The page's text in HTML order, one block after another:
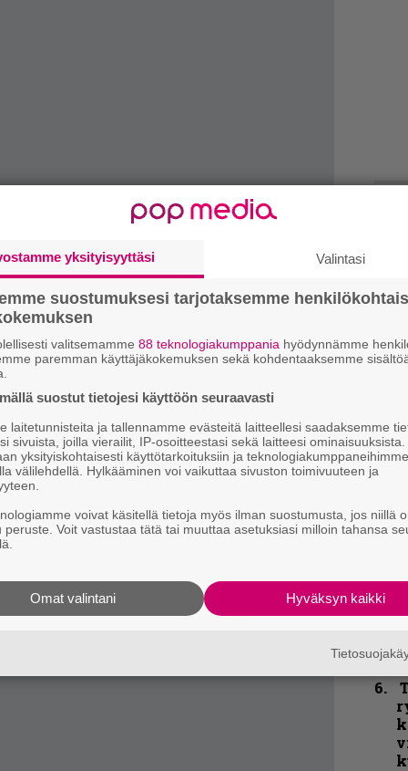
lisäksi kitaristit Emil Werstler ja Matt
kosketinsoittaja Sean Zatorsky ja rumpali
Creamer ja Zatorsky ovat vetäneet aiemmin
hiljaiseloa.
Chimairan uuteen nousuun.
The Age of Hell -levystä (2011).
soittaneet
Kevin Talley ja tietenkin kitaristi Steve
yksityisyyttäsi Valintasi
suostumuksesi tarjotaksemme
valitsemamme 88 teknologiakumppania hyödynnämme
paremman käyttäjäkokemuksen sekä kohdentaaksemme
suostut tietojesi käyttöön seuraavasti
laitetunnisteita ja tallennamme evästeitä laitteellesi saadaksemme
sivuista, joilla vierailit, IP-osoitteestasi sekä laitteesi
yksityiskohtaisesti käyttötarkoituksiin ja teknologiakumppaneihimme
välilehdellä. Hylkääminen voi vaikuttaa sivuston toimivuuteen ja
voivat käsitellä tietoja myös ilman suostumusta, jos niillä
peruste. Voit vastustaa tätä tai muuttaa asetuksiasi milloin tahansa
Hyväksyn kaikki
Omat valintani